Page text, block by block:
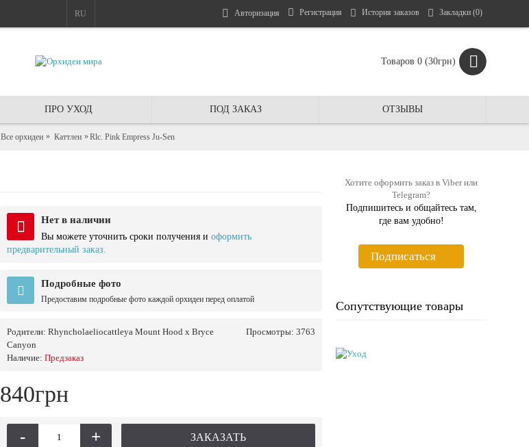
RU Авторизация Регистрация История заказов Закладки (0)
Товаров 0 (30грн)
ПРО УХОД ПОД ЗАКАЗ ОТЗЫВЫ
Все орхидеи Каттлеи Rlc. Pink Empress Ju-Sen
Хотите оформить заказ в Viber или
Telegram?
Подпишитесь и общайтесь там,
где вам удобно!
Подписаться
Сопутствующие товары
Нет в наличии
Вы можете уточнить сроки получения и оформить
предварительный заказ.
Подробные фото
Предоставим подробные фото каждой орхидеи перед оплатой
Просмотры: 3763
Родители: Rhyncholaeliocattleya Mount Hood x Bryce
Canyon
Наличие: Предзаказ
840грн
- + ЗАКАЗАТЬ